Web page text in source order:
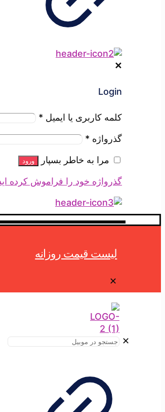
✕
Login
کلمه کاربری یا ایمیل *
گذرواژه *
مرا به خاطر بسپار
ورود
گذرواژه خود را فراموش کرده
لیست قیمت روزانه
✕
✕